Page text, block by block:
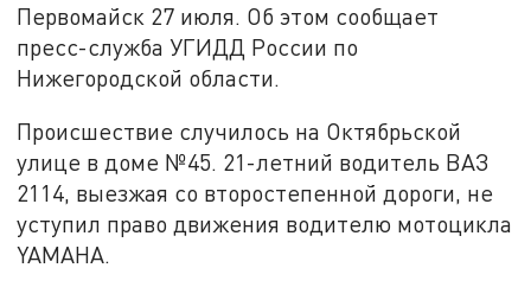
Первомайск 27 июля. Об этом сообщает
пресс-служба УГИДД России по
Нижегородской области.
Происшествие случилось на Октябрьской
улице в доме №45. 21-летний водитель ВАЗ
2114, выезжая со второстепенной дороги, не
уступил право движения водителю мотоцикла
YAMAHA.